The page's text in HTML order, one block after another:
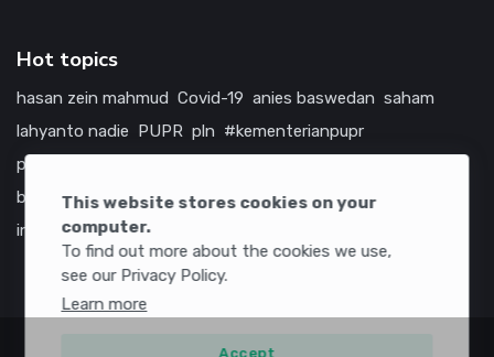
This website stores cookies on your
computer.
To find out more about the cookies we use,
see our Privacy Policy.
Learn more
Accept
Hot topics
hasan zein mahmud Covid-19 anies baswedan saham
lahyanto nadie PUPR pln #kementerianpupr
prabowo subianto
bumn
jasa marga jtts china tol amerika serikat
infrastruktur